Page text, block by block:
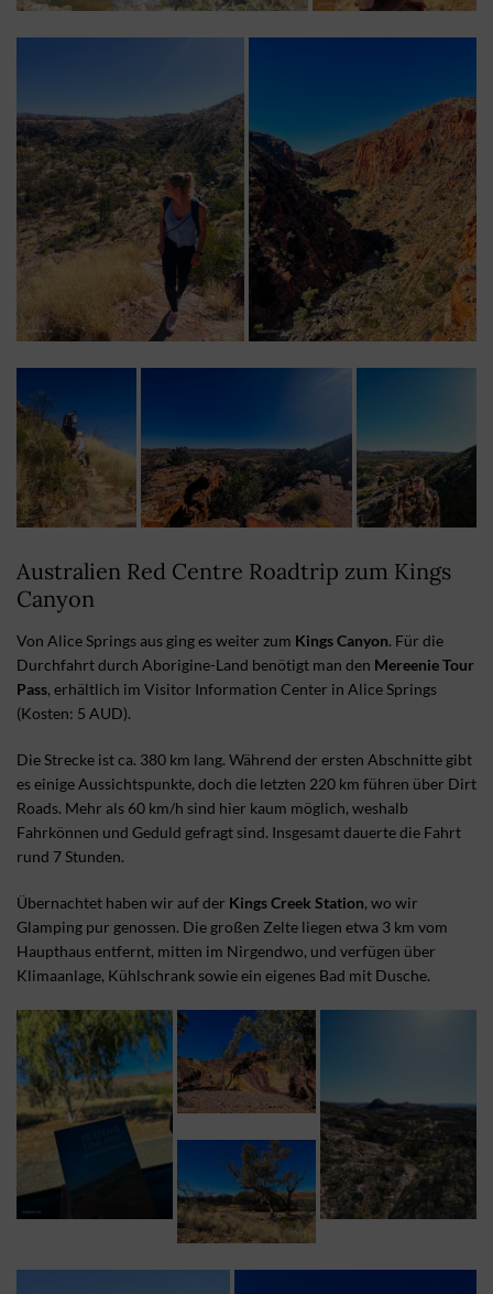
Australien Red Centre Roadtrip zum Kings
Canyon
Von Alice Springs aus ging es weiter zum Kings Canyon. Für die
Durchfahrt durch Aborigine-Land benötigt man den Mereenie Tour
Pass, erhältlich im Visitor Information Center in Alice Springs
(Kosten: 5 AUD).
Die Strecke ist ca. 380 km lang. Während der ersten Abschnitte gibt
es einige Aussichtspunkte, doch die letzten 220 km führen über Dirt
Roads. Mehr als 60 km/h sind hier kaum möglich, weshalb
Fahrkönnen und Geduld gefragt sind. Insgesamt dauerte die Fahrt
rund 7 Stunden.
Übernachtet haben wir auf der Kings Creek Station, wo wir
Glamping pur genossen. Die großen Zelte liegen etwa 3 km vom
Haupthaus entfernt, mitten im Nirgendwo, und verfügen über
Klimaanlage, Kühlschrank sowie ein eigenes Bad mit Dusche.